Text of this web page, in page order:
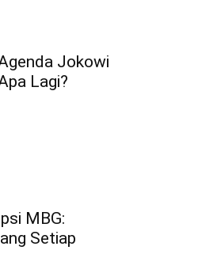
Jokowi
Lagi?
MBG:
Setiap